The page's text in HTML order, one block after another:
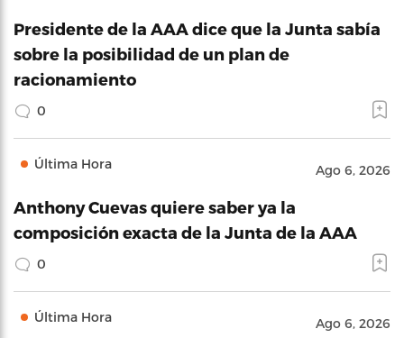
Presidente de la AAA dice que la Junta sabía
sobre la posibilidad de un plan de
racionamiento
0
Última Hora Ago 6, 2026
Anthony Cuevas quiere saber ya la
composición exacta de la Junta de la AAA
0
Última Hora Ago 6, 2026